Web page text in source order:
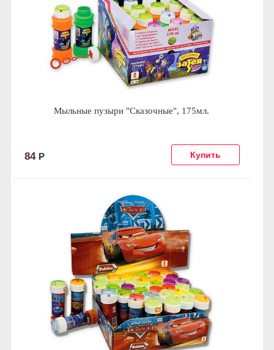
Мыльные пузыри "Сказочные", 175мл.
84 Р